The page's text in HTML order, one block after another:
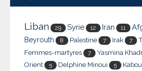
Liban 29 Syrie 12 Iran 11
Beyrouth 8 Palestine 7 Irak 7
Femmes-martyres 7 Yasmina
Orient
5 Delphine Minoui 5